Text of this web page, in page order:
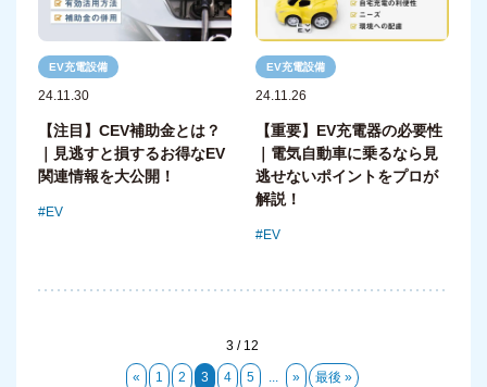
EV充電設備
24.11.30
【注目】CEV補助金とは？
｜見逃すと損するお得なEV
関連情報を大公開！
EV
EV充電設備
24.11.26
【重要】EV充電器の必要性
｜電気自動車に乗るなら見
逃せないポイントをプロが
解説！
EV
3 / 12
« 1 2 3 4 5 ... » 最後 »